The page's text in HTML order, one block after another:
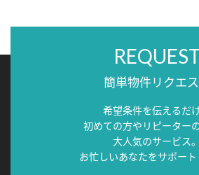
簡単物件リクエ
希望条件を伝えるだ
初めての方やリピーター
大人気のサービス。
お忙しいあなたをサポート